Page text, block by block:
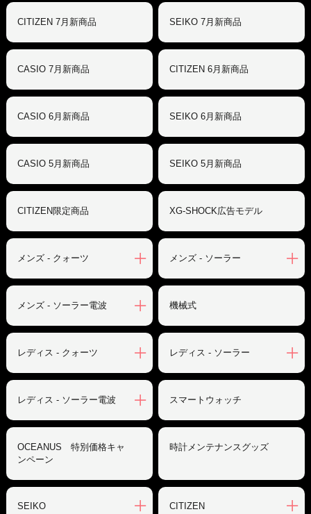
CITIZEN 7月新商品 SEIKO 7月新商品
CASIO 7月新商品 CITIZEN 6月新商品
CASIO 6月新商品 SEIKO 6月新商品
CASIO 5月新商品 SEIKO 5月新商品
CITIZEN限定商品 XG-SHOCK広告モデル
メンズ - クォーツ メンズ - ソーラー
メンズ - ソーラー電波 機械式
レディス - クォーツ レディス - ソーラー
レディス - ソーラー電波 スマートウォッチ
OCEANUS 特別価格キャ
ンペーン
時計メンテナンスグッズ
SEIKO CITIZEN